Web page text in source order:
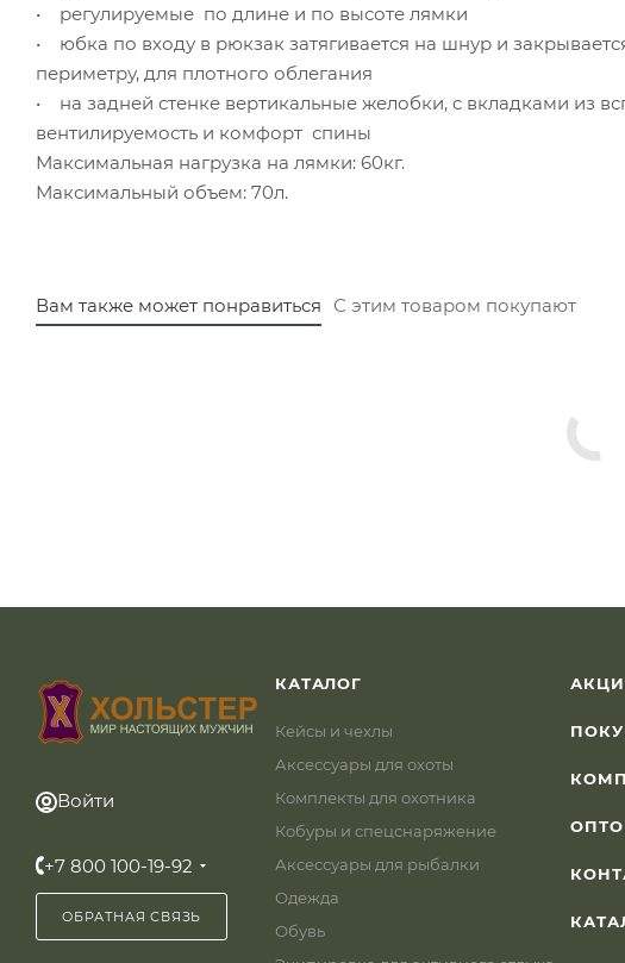
• регулируемые по длине и по высоте лямки
• юбка по входу в рюкзак затягивается на шнур и
периметру, для плотного облегания
• на задней стенке вертикальные желобки, с вкладками из
вентилируемость и комфорт спины
Максимальная нагрузка на лямки: 60кг.
Максимальный объем: 70л.
Вам также может понравиться С этим товаром покупают
Войти
+7 800 100-19-92
ОБРАТНАЯ СВЯЗЬ
КАТАЛОГ
Кейсы и чехлы
Аксессуары для охоты
Комплекты для охотника
Кобуры и спецснаряжение
Аксессуары для рыбалки
Одежда
Обувь